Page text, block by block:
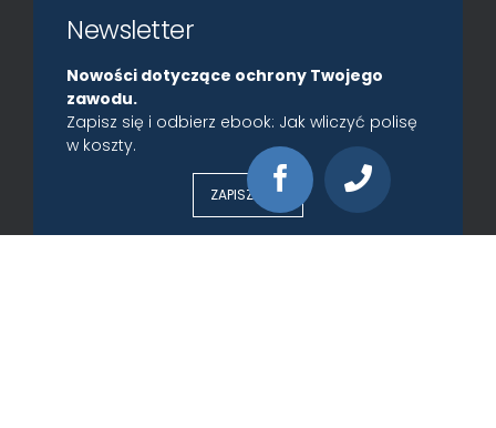
Newsletter
Nowości dotyczące ochrony Twojego
zawodu.
Zapisz się i odbierz ebook: Jak wliczyć polisę
w koszty.
ZAPISZ SIĘ »